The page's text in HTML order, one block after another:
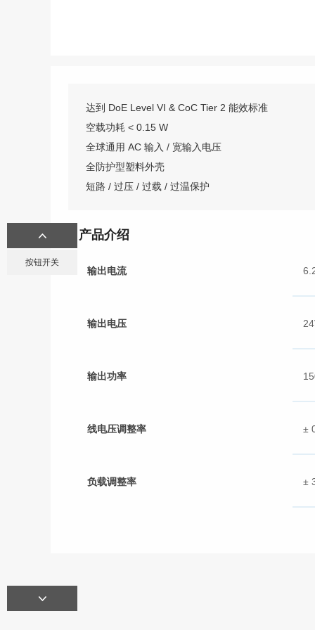
达到 DoE Level VI & CoC Tier 2 能效标准
空载功耗 < 0.15 W
全球通用 AC 输入 / 宽输入电压
全防护型塑料外壳
短路 / 过压 / 过载 / 过温保护
产品介绍
输出电流
输出电压
输出功率
线电压调整率 ±
负载调整率 ±
按钮开关